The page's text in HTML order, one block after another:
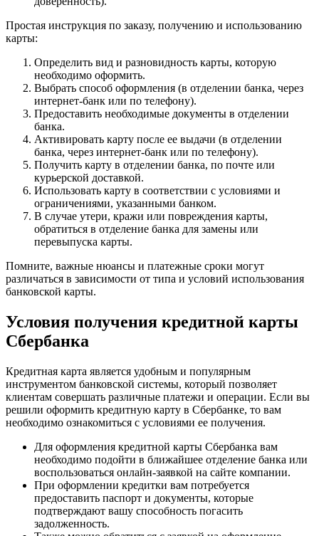
Простая инструкция по заказу, получению и использованию
карты:
Определить вид и разновидность карты, которую
необходимо оформить.
Выбрать способ оформления (в отделении банка, через
интернет-банк или по телефону).
Предоставить необходимые документы в отделении
банка.
Активировать карту после ее выдачи (в отделении
банка, через интернет-банк или по телефону).
Получить карту в отделении банка, по почте или
курьерской доставкой.
Использовать карту в соответствии с условиями и
ограничениями, указанными банком.
В случае утери, кражи или повреждения карты,
обратиться в отделение банка для замены или
перевыпуска карты.
Помните, важные нюансы и платежные сроки могут
различаться в зависимости от типа и условий использования
банковской карты.
Условия получения кредитной карты
Сбербанка
Кредитная карта является удобным и популярным
инструментом банковской системы, который позволяет
клиентам совершать различные платежи и операции. Если вы
решили оформить кредитную карту в Сбербанке, то вам
необходимо ознакомиться с условиями ее получения.
Для оформления кредитной карты Сбербанка вам
необходимо подойти в ближайшее отделение банка или
воспользоваться онлайн-заявкой на сайте компании.
При оформлении кредитки вам потребуется
предоставить паспорт и документы, которые
подтверждают вашу способность погасить
задолженность.